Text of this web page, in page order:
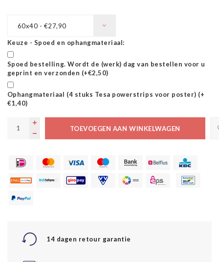
60x40 - €27,90
Keuze - Spoed en ophangmateriaal:
Spoed bestelling. Wordt de (werk) dag van bestellen voor u
geprint en verzonden (+€2,50)
Ophangmateriaal (4 stuks Tesa powerstrips voor poster) (+
€1,40)
TOEVOEGEN AAN WINKELWAGEN
14 dagen retour garantie